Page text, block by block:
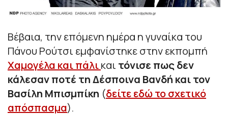
Βέβαια, την επόμενη ημέρα η γυναίκα του
Πάνου Ρούτσι εμφανίστηκε στην εκπομπή
Χαμογέλα και πάλικαι τόνισε πως δεν
κάλεσαν ποτέ τη Δέσποινα Βανδή και τον
Βασίλη Μπισμπίκη (δείτε εδώ το σχετικό
απόσπασμα).